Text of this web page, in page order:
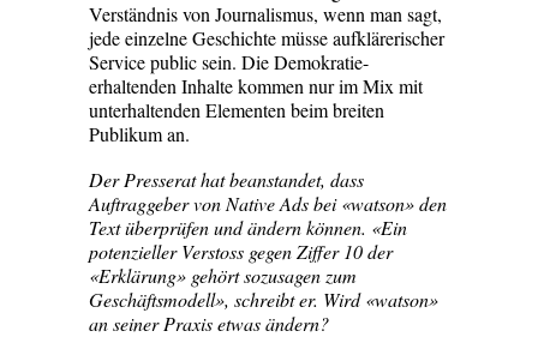
Verständnis von Journalismus, wenn man sagt,
jede einzelne Geschichte müsse aufklärerischer
Service public sein. Die Demokratie-
erhaltenden Inhalte kommen nur im Mix mit
unterhaltenden Elementen beim breiten
Publikum an.
Der Presserat hat beanstandet, dass
Auftraggeber von Native Ads bei «watson» den
Text überprüfen und ändern können. «Ein
potenzieller Verstoss gegen Ziffer 10 der
«Erklärung» gehört sozusagen zum
Geschäftsmodell», schreibt er. Wird «watson»
an seiner Praxis etwas ändern?